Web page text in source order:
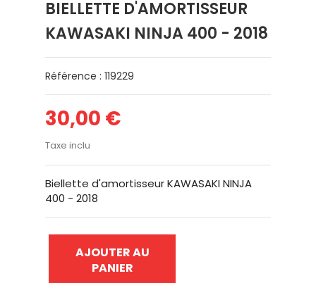
BIELLETTE D'AMORTISSEUR
KAWASAKI NINJA 400 - 2018
Référence : 119229
30,00 €
Taxe inclu
Biellette d'amortisseur KAWASAKI NINJA
400 - 2018
AJOUTER AU
PANIER